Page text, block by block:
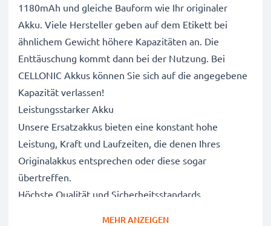
1180mAh und gleiche Bauform wie Ihr originaler
Akku. Viele Hersteller geben auf dem Etikett bei
ähnlichem Gewicht höhere Kapazitäten an. Die
Enttäuschung kommt dann bei der Nutzung. Bei
CELLONIC Akkus können Sie sich auf die angegebene
Kapazität verlassen!
Leistungsstarker Akku
Unsere Ersatzakkus bieten eine konstant hohe
Leistung, Kraft und Laufzeiten, die denen Ihres
Originalakkus entsprechen oder diese sogar
übertreffen.
Höchste Qualität und Sicherheitsstandards
MEHR ANZEIGEN